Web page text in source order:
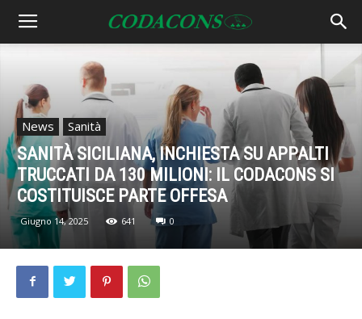
News Sanità
SANITÀ SICILIANA, INCHIESTA SU APPALTI
TRUCCATI DA 130 MILIONI: IL CODACONS SI
COSTITUISCE PARTE OFFESA
Giugno 14, 2025 641 0